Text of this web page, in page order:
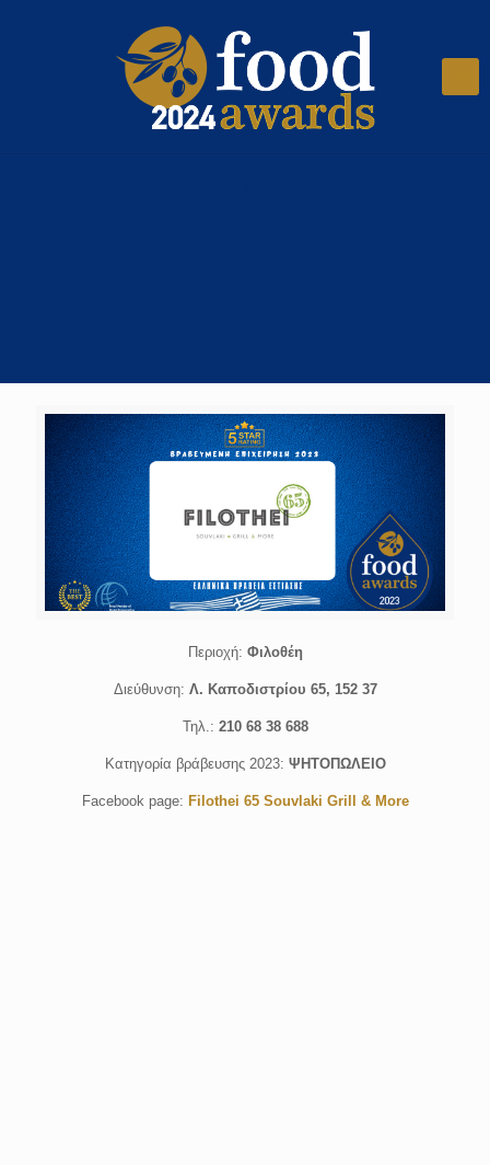
Περιοχή: Φιλοθέη
Διεύθυνση: Λ. Καποδιστρίου 65, 152 37
Τηλ.: 210 68 38 688
Κατηγορία βράβευσης 2023: ΨΗΤΟΠΩΛΕΙΟ
Facebook page: Filothei 65 Souvlaki Grill & More